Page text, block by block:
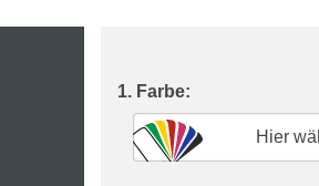
1. Farbe:
Hier